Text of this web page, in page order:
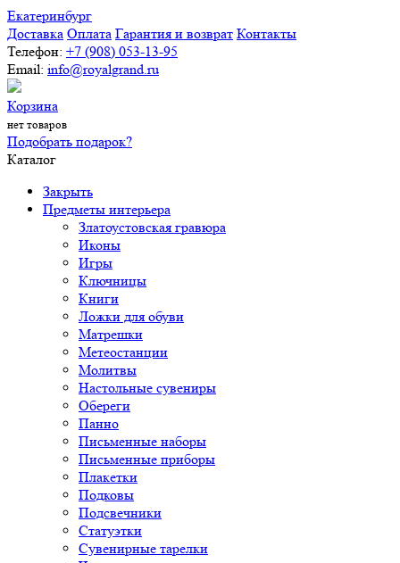
Екатеринбург
Доставка Оплата Гарантия и возврат Контакты
Телефон: +7 (908) 053-13-95
Email: info@royalgrand.ru
Корзина
нет товаров
Подобрать подарок?
Каталог
Закрыть
Предметы интерьера
Златоустовская гравюра
Иконы
Игры
Ключницы
Книги
Ложки для обуви
Матрешки
Метеостанции
Молитвы
Настольные сувениры
Обереги
Панно
Письменные наборы
Письменные приборы
Плакетки
Подковы
Подсвечники
Статуэтки
Сувенирные тарелки